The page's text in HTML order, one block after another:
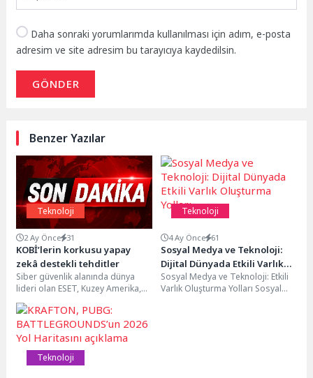
Daha sonraki yorumlarımda kullanılması için adım, e-posta
adresim ve site adresim bu tarayıcıya kaydedilsin.
GÖNDER
Benzer Yazılar
Teknoloji
2 Ay Önce 31
KOBİ’lerin korkusu yapay
zekâ destekli tehditler
Siber güvenlik alanında dünya
lideri olan ESET, Kuzey Amerika,
Avrupa ve Asya'daki 13 ülkede
25...
Teknoloji
4 Ay Önce 61
Sosyal Medya ve Teknoloji:
Dijital Dünyada Etkili Varlık
Oluşturma Yolları
Sosyal Medya ve Teknoloji: Etkili
Varlık Oluşturma Yolları Sosyal
Teknoloji